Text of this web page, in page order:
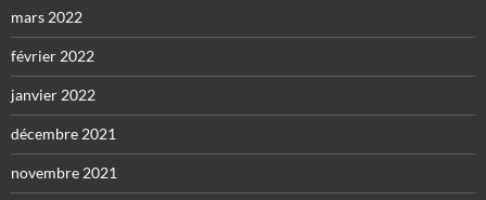
mars 2022
février 2022
janvier 2022
décembre 2021
novembre 2021